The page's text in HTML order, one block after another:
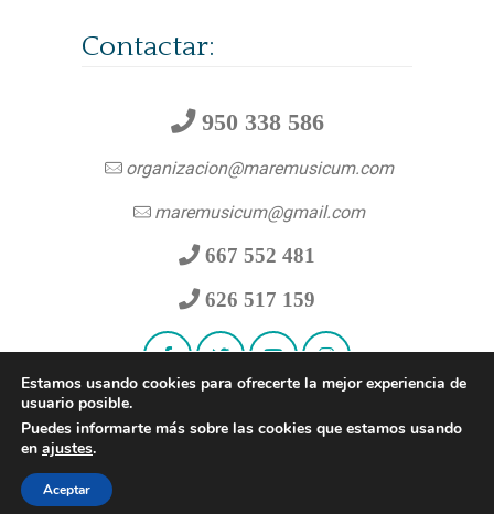
Contactar:
950 338 586
organizacion@maremusicum.com
maremusicum@gmail.com
667 552 481
626 517 159
© 2026
| Accesibilidad
Estamos usando cookies para ofrecerte la mejor experiencia de
usuario posible.
Puedes informarte más sobre las cookies que estamos usando
en ajustes.
Aceptar